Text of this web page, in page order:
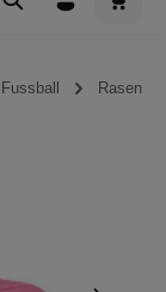
Fussball Rasen